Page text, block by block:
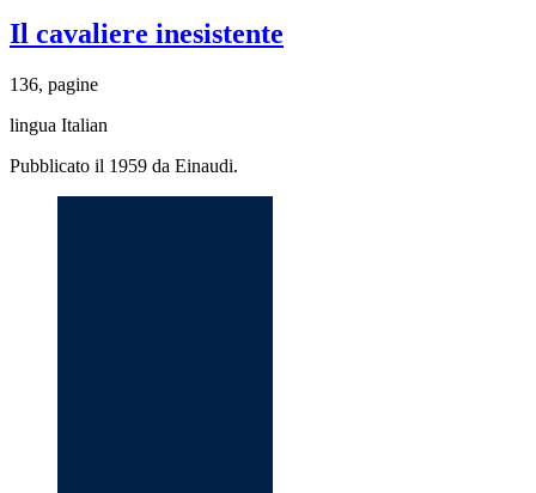
Il cavaliere inesistente
136, pagine
lingua Italian
Pubblicato il 1959 da Einaudi.